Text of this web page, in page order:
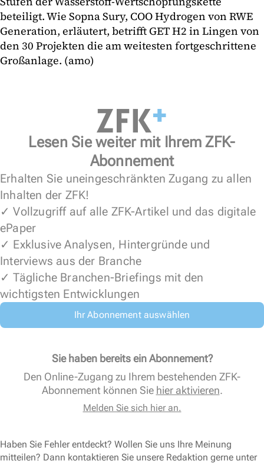
beteiligt. Wie Sopna Sury, COO Hydrogen von RWE
Generation, erläutert, betrifft GET H2 in Lingen von
den 30 Projekten die am weitesten fortgeschrittene
Großanlage. (amo)
Lesen Sie weiter mit Ihrem ZFK-
Abonnement
Erhalten Sie uneingeschränkten Zugang zu allen
Inhalten der ZFK!
✓ Vollzugriff auf alle ZFK-Artikel und das digitale
ePaper
✓ Exklusive Analysen, Hintergründe und
Interviews aus der Branche
✓ Tägliche Branchen-Briefings mit den
wichtigsten Entwicklungen
Ihr Abonnement auswählen
Sie haben bereits ein Abonnement?
Den Online-Zugang zu Ihrem bestehenden ZFK-
Abonnement können Sie hier aktivieren.
Melden Sie sich hier an.
Haben Sie Fehler entdeckt? Wollen Sie uns Ihre Meinung
mitteilen? Dann kontaktieren Sie unsere Redaktion gerne unter